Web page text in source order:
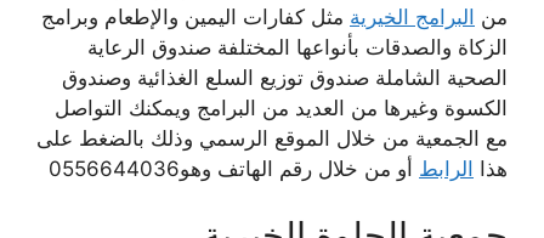
من البرامج الخيرية مثل كفارات اليمين والإطعام وبرامج
الزكاة والصدقات بأنواعها المختلفة صندوق الرعاية
الصحية الشاملة صندوق توزيع السلع الغذائية وصندوق
الكسوة وغيرها من العديد من البرامج ويمكنك التواصل
مع الجمعية من خلال الموقع الرسمي وذلك بالضغط على
هذا الرابط أو من خلال رقم الهاتف وهو0556644036